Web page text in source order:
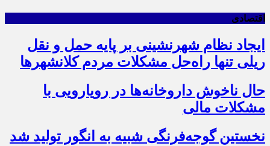
اقتصادی
ایجاد نظام شهرنشینی بر پایه حمل و نقل
ریلی تنها راه‌حل مشکلات مردم کلانشهرها
حال ناخوش داروخانه‌ها در رویارویی با
مشکلات مالی
نخستین گوجه‌فرنگی شبیه به انگور تولید شد